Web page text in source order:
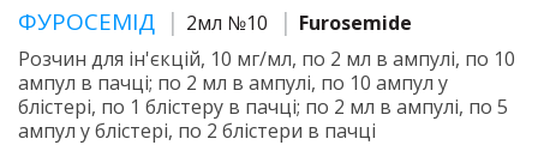
ФУРОСЕМІД 2мл №10
Furosemide
Розчин для ін'єкцій, 10 мг/мл, по 2 мл в ампулі, по 10
ампул в пачці; по 2 мл в ампулі, по 10 ампул у
блістері, по 1 блістеру в пачці; по 2 мл в ампулі, по 5
ампул у блістері, по 2 блістери в пачці